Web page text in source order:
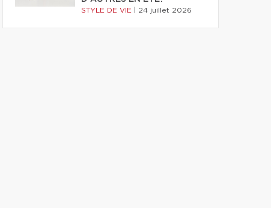
STYLE DE VIE 24 juillet 2026